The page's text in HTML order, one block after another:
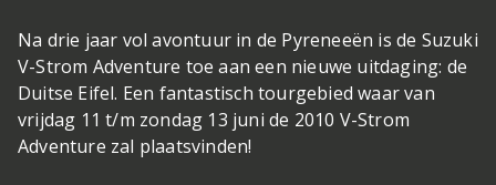
Na drie jaar vol avontuur in de Pyreneeën is de Suzuki
V-Strom Adventure toe aan een nieuwe uitdaging: de
Duitse Eifel. Een fantastisch tourgebied waar van
vrijdag 11 t/m zondag 13 juni de 2010 V-Strom
Adventure zal plaatsvinden!